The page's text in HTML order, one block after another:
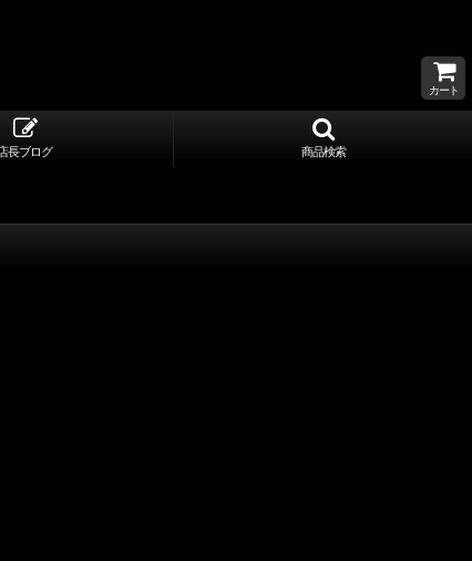
カート
長ブログ 商品検索